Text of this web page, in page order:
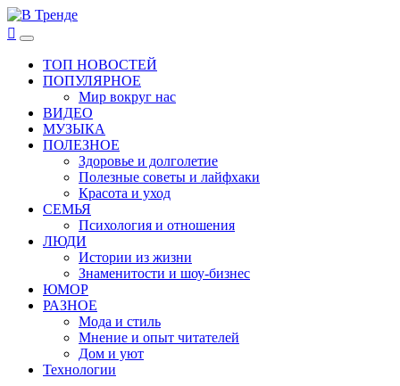
Перейти
к
содержимому
В Тренде
Самые свежие новости интернета
Основное
менюТОП НОВОСТЕЙ
ПОПУЛЯРНОЕ
Мир вокруг нас
ВИДЕО
МУЗЫКА
ПОЛЕЗНОЕ
Здоровье и долголетие
Полезные советы и лайфхаки
Красота и уход
СЕМЬЯ
Психология и отношения
ЛЮДИ
Истории из жизни
Знаменитости и шоу-бизнес
ЮМОР
РАЗНОЕ
Мода и стиль
Мнение и опыт читателей
Дом и уют
Технологии